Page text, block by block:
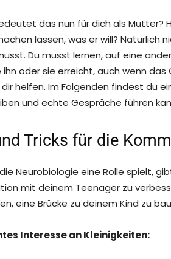
das nun für dich als Mutter?
lassen, was er will? Natürlich
Du musst lernen, auf eine
ihn oder sie erreicht, auch wenn
helfen. Im Folgenden findest du
und echte Gespräche führen
Tricks für die
Neurobiologie eine Rolle spielt,
mit deinem Teenager zu
eine Brücke zu deinem Kind zu
Interesse an Kleinigkeiten: